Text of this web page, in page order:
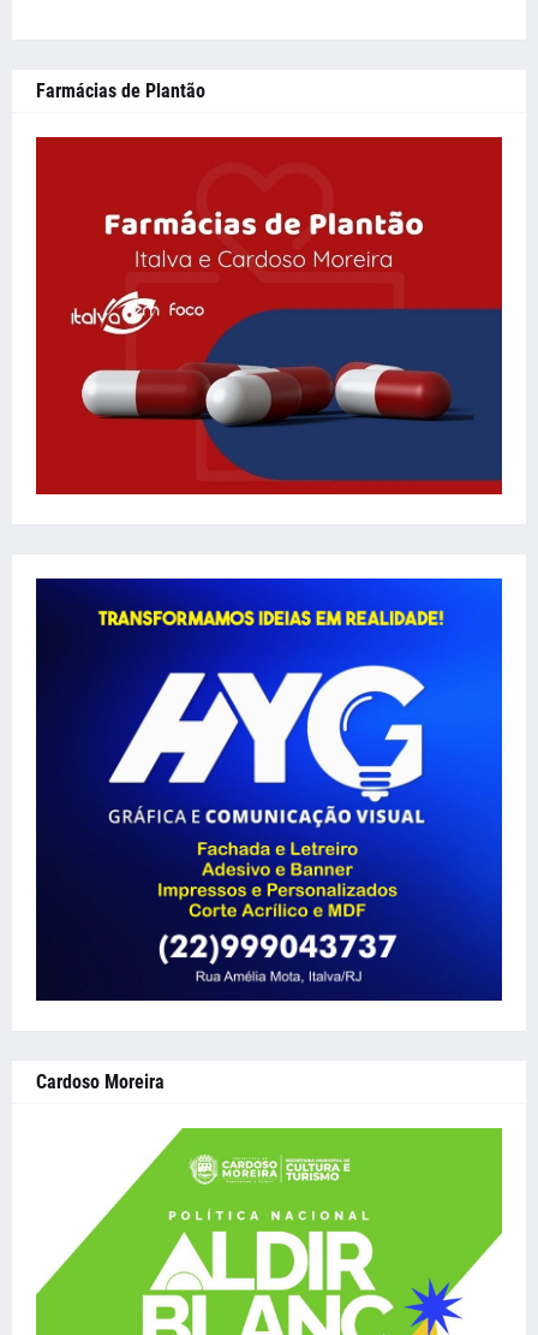
Farmácias de Plantão
Cardoso Moreira